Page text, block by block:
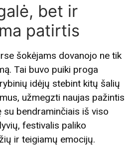
bet ir
patirtis
šokėjams dovanojo ne tik
Tai buvo puiki proga
idėjų stebint kitų šalių
užmegzti naujas pažintis
bendraminčiais iš viso
festivalis paliko
ir teigiamų emocijų.